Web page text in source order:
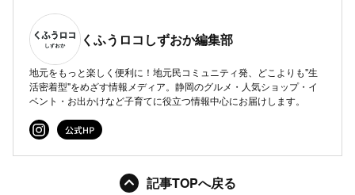
くふうロコしずおか編集部
地元をもっと楽しく便利に！地元民コミュニティ発、どこよりも"生
活密着型"をめざす情報メディア。静岡のグルメ・人気ショップ・イ
ベント・お出かけなど子育てに役立つ情報中心にお届けします。
記事TOPへ戻る